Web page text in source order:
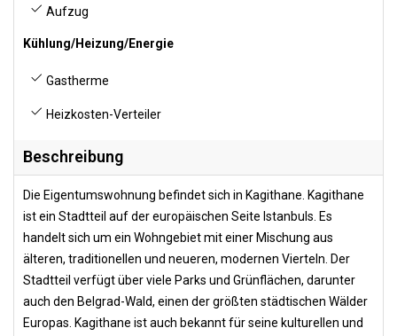
Aufzug
Kühlung/Heizung/Energie
Gastherme
Heizkosten-Verteiler
Beschreibung
Die Eigentumswohnung befindet sich in Kagithane. Kagithane
ist ein Stadtteil auf der europäischen Seite Istanbuls. Es
handelt sich um ein Wohngebiet mit einer Mischung aus
älteren, traditionellen und neueren, modernen Vierteln. Der
Stadtteil verfügt über viele Parks und Grünflächen, darunter
auch den Belgrad-Wald, einen der größten städtischen Wälder
Europas. Kagithane ist auch bekannt für seine kulturellen und